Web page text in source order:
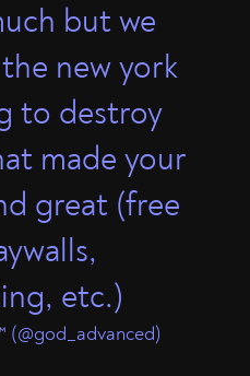
but we
new york
to destroy
made your
great (free
etc.)
(@god_advanced)